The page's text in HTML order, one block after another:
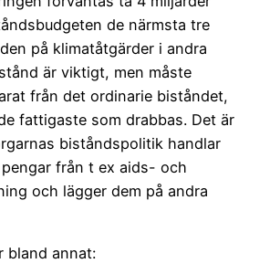
de närmsta tre
på klimatåtgärder i andra
är viktigt, men måste
från det ordinarie biståndet,
fattigaste som drabbas. Det är
biståndspolitik handlar
från t ex aids- och
och lägger dem på andra
bland annat: